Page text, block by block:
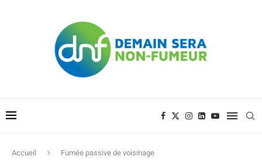
Accueil Fumée passive de voisinage